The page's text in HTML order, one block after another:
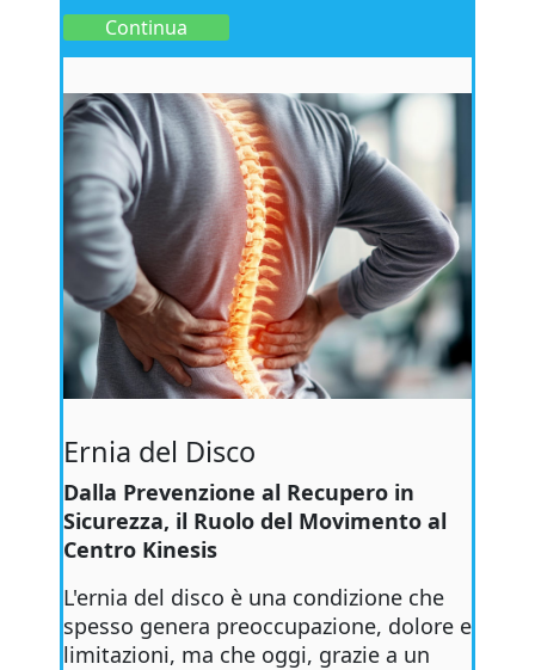
Continua
Ernia del Disco
Dalla Prevenzione al Recupero in
Sicurezza, il Ruolo del Movimento al
Centro Kinesis
L'ernia del disco è una condizione che
spesso genera preoccupazione, dolore e
limitazioni, ma che oggi, grazie a un